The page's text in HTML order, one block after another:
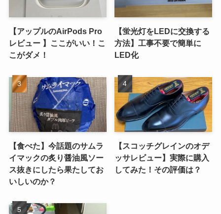
【アップルのAirPods Pro
レビュー 】ここがいい！こ
こがダメ！
【蛍光灯をLEDに交換する
方法】工事不要で簡単に
LED化
【食べた】今話題のサムラ
イマックの炙り醤油風ソー
ス抜きにしたら果たしてお
いしいのか？
【スコッチグレインのオデ
ッサレビュー】実際に購入
してみた！その評価は？